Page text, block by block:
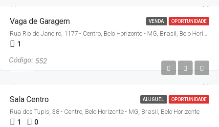
VENDA OPORTUNIDADE
Vaga de Garagem
Rua Rio de Janeiro, 1177 - Centro, Belo Horizonte - MG, Brasil, Belo Horizonte
552
1
ALUGUEL OPORTUNIDADE
R$800
Sala Centro
Rua dos Tupis, 38 - Centro, Belo Horizonte - MG, Brasil, Belo Horizonte
1 0